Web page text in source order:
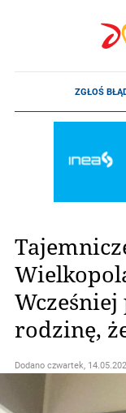
rodzinę,
Dodano czwartek,